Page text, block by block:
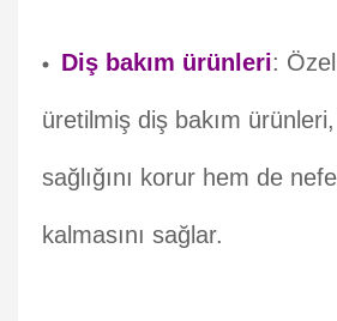
Diş bakım ürünleri:
üretilmiş diş bakım
sağlığını korur hem de
kalmasını sağlar.